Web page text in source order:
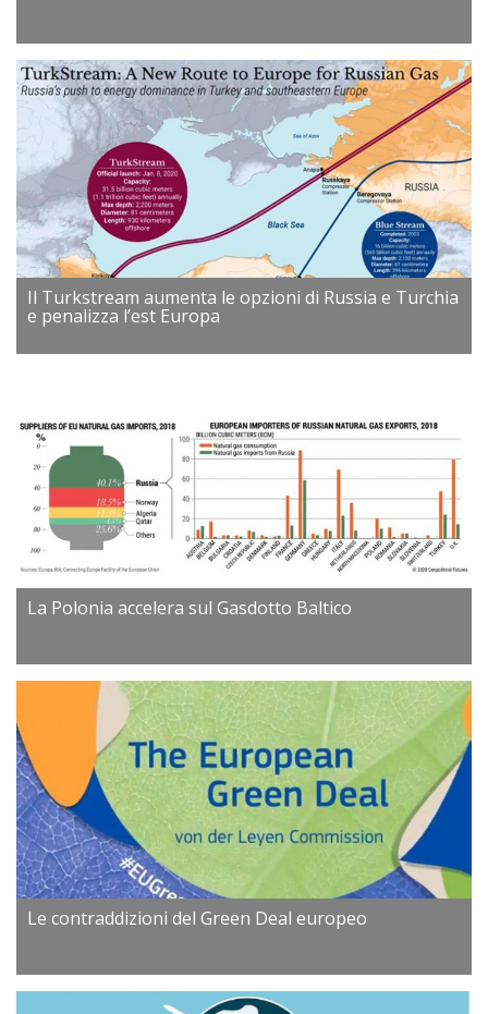
Il Turkstream aumenta le opzioni di Russia e Turchia
e penalizza l’est Europa
La Polonia accelera sul Gasdotto Baltico
Le contraddizioni del Green Deal europeo